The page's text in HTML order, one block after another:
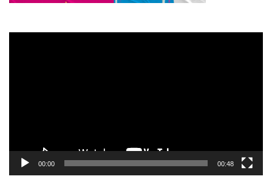
00:00 00:48